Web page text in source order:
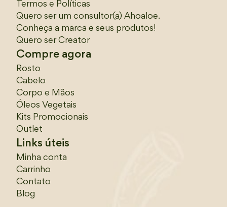
Termos e Políticas
Quero ser um consultor(a) Ahoaloe.
Conheça a marca e seus produtos!
Quero ser Creator
Compre agora
Rosto
Cabelo
Corpo e Mãos
Óleos Vegetais
Kits Promocionais
Outlet
Links úteis
Minha conta
Carrinho
Contato
Blog